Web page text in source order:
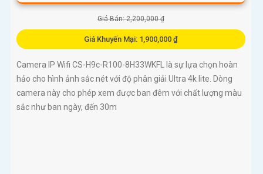
Giá Bán: 2,200,000 ₫
Giá Khuyến Mại: 1,900,000 ₫
Camera IP Wifi CS-H9c-R100-8H33WKFL là sự lựa chọn hoàn
hảo cho hình ảnh sắc nét với độ phân giải Ultra 4k lite. Dòng
camera này cho phép xem được ban đêm với chất lượng màu
sắc như ban ngày, đến 30m